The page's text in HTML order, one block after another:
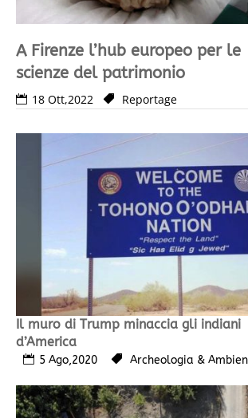
A Firenze l’hub europeo per le
scienze del patrimonio
18 Ott,2022 Reportage
Il muro di Trump minaccia gli indiani
d’America
5 Ago,2020 Archeologia &